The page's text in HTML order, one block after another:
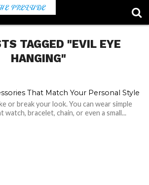
TAGGED "EVIL EYE
HANGING"
That Match Your Personal Style
or break your look. You can wear simple
bracelet, chain, or even a small...